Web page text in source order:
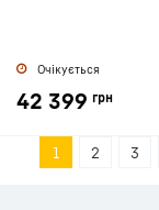
Очікується
42 399 грн
1 2 3